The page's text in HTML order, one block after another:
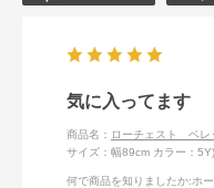
気に入ってます
商品名： ローチェスト ベ
サイズ：幅89cm カラー：
何で商品を知りましたか:ホ